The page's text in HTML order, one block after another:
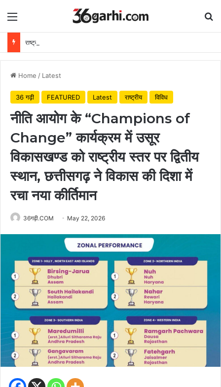
Menu
Home / Latest
36 गढ़ी FEATURED Latest राष्ट्रीय विविध
नीति आयोग के “Champions of
Change” कार्यक्रम में उसूर
विकासखण्ड को राष्ट्रीय स्तर पर द्वितीय
स्थान, छत्तीसगढ़ ने विकास की दिशा में
रचा नया कीर्तिमान
36गढ़ी.COM May 22, 2026